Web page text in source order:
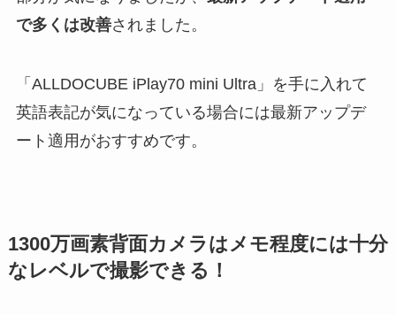
で多くは改善されました。
「ALLDOCUBE iPlay70 mini Ultra」を手に入れて
英語表記が気になっている場合には最新アップデ
ート適用がおすすめです。
1300万画素背面カメラはメモ程度には十分
なレベルで撮影できる！